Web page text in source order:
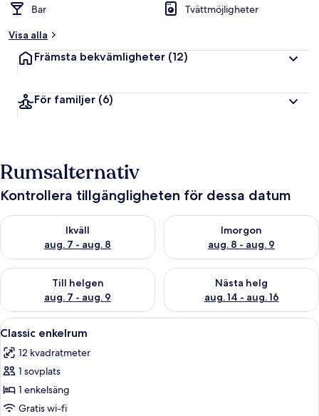
Bar
Tvättmöjligheter
Visa alla
Främsta bekvämligheter (12)
För familjer (6)
Rumsalternativ
Kontrollera tillgängligheten för dessa datum
Ikväll
aug. 7 - aug. 8
Kontrollera tillgängligheten för ikväll aug. 7 - aug. 8
Imorgon
aug. 8 - aug. 9
Kontrollera tillgängligheten
Till helgen
aug. 7 - aug. 9
Kontrollera tillgängligheten för den här helgen aug. 7 - aug. 9
Nästa helg
aug. 14 - aug. 16
Kontrollera tillgängligheten
Öppna
alla
foton
för
Classic
enkelrum
En snyggt bäddad säng med ett vitt
7
Classic enkelrum
12 kvadratmeter
1 sovplats
1 enkelsäng
Gratis wi-fi